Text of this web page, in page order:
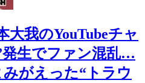
大我のYouTubeチャ
発生でファン混乱…
がえった“トラウ